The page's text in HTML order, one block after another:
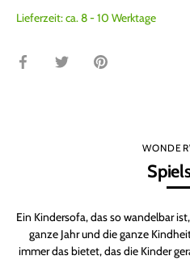
Lieferzeit:ca.8-10 Werktage
Teilen TwitternPinnen
Ein Kindersofa, das so wandelbar
ganze Jahr und die ganze
immer das bietet, das die Kinder